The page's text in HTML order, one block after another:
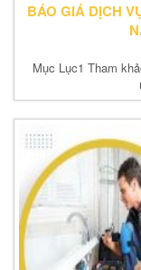
BÁO GIÁ DỊCH
Mục Lục1 Tham